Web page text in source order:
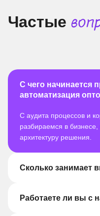
Частые
С чего начинается
автоматизация
С аудита процессов и
разбираемся в
архитектуру решения.
Сколько занимает
Работаете ли вы с